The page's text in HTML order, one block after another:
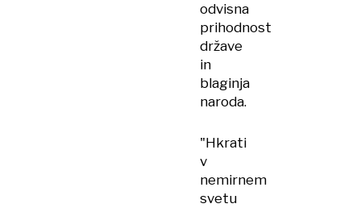
odvisna
prihodnost
države
in
blaginja
naroda.
"Hkrati
v
nemirnem
svetu